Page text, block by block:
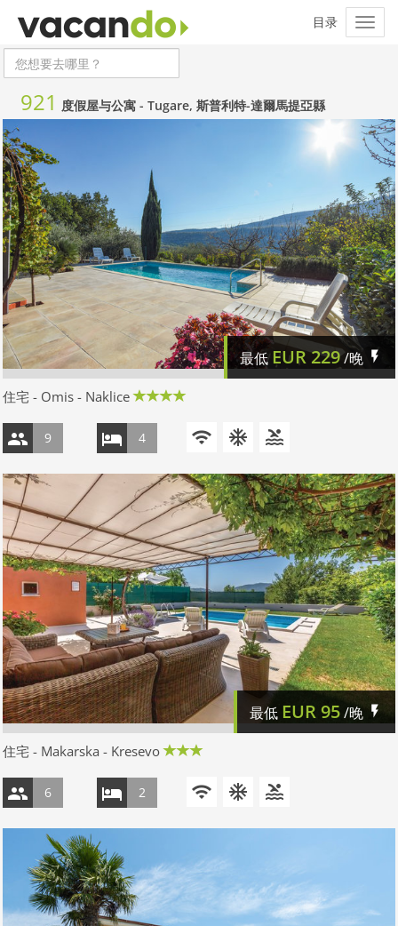
921 度假屋与公寓 - Tugare, 斯普利特-達爾馬提亞縣
最低 EUR229/晚
住宅 - Omis - Naklice
9 4
最低 EUR95/晚
住宅 - Makarska - Kresevo
6 2